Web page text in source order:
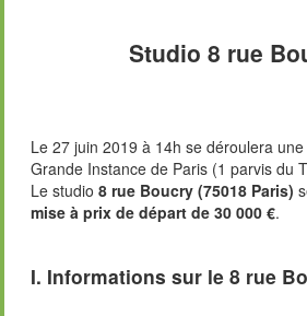
Studio 8 rue
Le 27 juin 2019 à 14h se déroulera
Grande Instance de Paris (1 parvis du
Le studio 8 rue Boucry (75018 Paris)
mise à prix de départ de 30 000 €.
I. Informations sur le 8 rue